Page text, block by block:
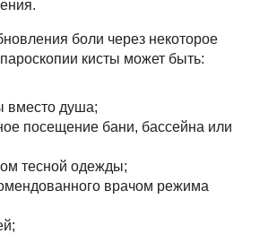
боли через некоторое
кисты может быть:
вместо душа;
посещение бани, бассейна или
тесной одежды;
врачом режима